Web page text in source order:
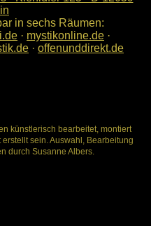
in sechs Räumen:
· mystikonline.de ·
· offenunddirekt.de
künstlerisch bearbeitet, montiert
sein. Auswahl, Bearbeitung
durch Susanne Albers.